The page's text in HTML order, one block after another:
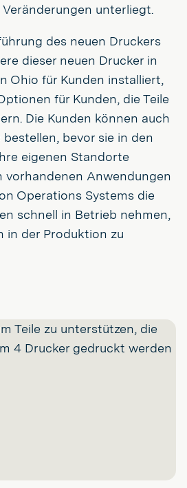
unterliegt.
des neuen Druckers
dieser neuen Drucker in
Ohio für Kunden installiert,
für Kunden, die Teile
Die Kunden können auch
bevor sie in den
eigenen Standorte
vorhandenen Anwendungen
Operations Systems die
schnell in Betrieb nehmen,
in der Produktion zu